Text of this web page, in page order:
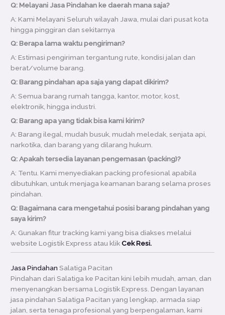
Q: Melayani Jasa Pindahan ke daerah mana saja?
A: Kami Melayani Seluruh wilayah Jawa, mulai dari pusat kota
hingga pinggiran dan sekitarnya
Q: Berapa lama waktu pengiriman?
A: Estimasi pengiriman tergantung rute, kondisi jalan dan
berat/volume barang.
Q: Barang pindahan apa saja yang dapat dikirim?
A: Semua barang rumah tangga, kantor, motor, kost,
elektronik, hingga industri.
Q: Barang apa yang tidak bisa kami kirim?
A: Barang ilegal, mudah busuk, mudah meledak, senjata api,
narkotika, dan barang yang dilarang hukum.
Q: Apakah tersedia layanan pengemasan (packing)?
A: Tentu. Kami menyediakan packing profesional apabila
dibutuhkan, untuk menjaga keamanan barang selama proses
pindahan.
Q: Bagaimana cara mengetahui posisi barang pindahan yang
saya kirim?
A: Gunakan fitur tracking kami yang bisa diakses melalui
website Logistik Express atau klikCek Resi.
Jasa Pindahan Salatiga Pacitan
Pindahan dari Salatiga ke Pacitan kini lebih mudah, aman, dan
menyenangkan bersama Logistik Express. Dengan layanan
jasa pindahan Salatiga Pacitan yang lengkap, armada siap
jalan, serta tenaga profesional yang berpengalaman, kami